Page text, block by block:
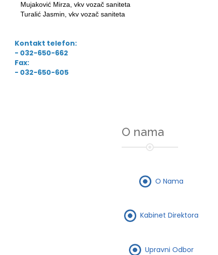
Mujaković Mirza, vkv vozač saniteta
Turalić Jasmin, vkv vozač saniteta
Kontakt telefon:
- 032-650-662
Fax:
- 032-650-605
O nama
O Nama
Kabinet Direktora
Upravni Odbor